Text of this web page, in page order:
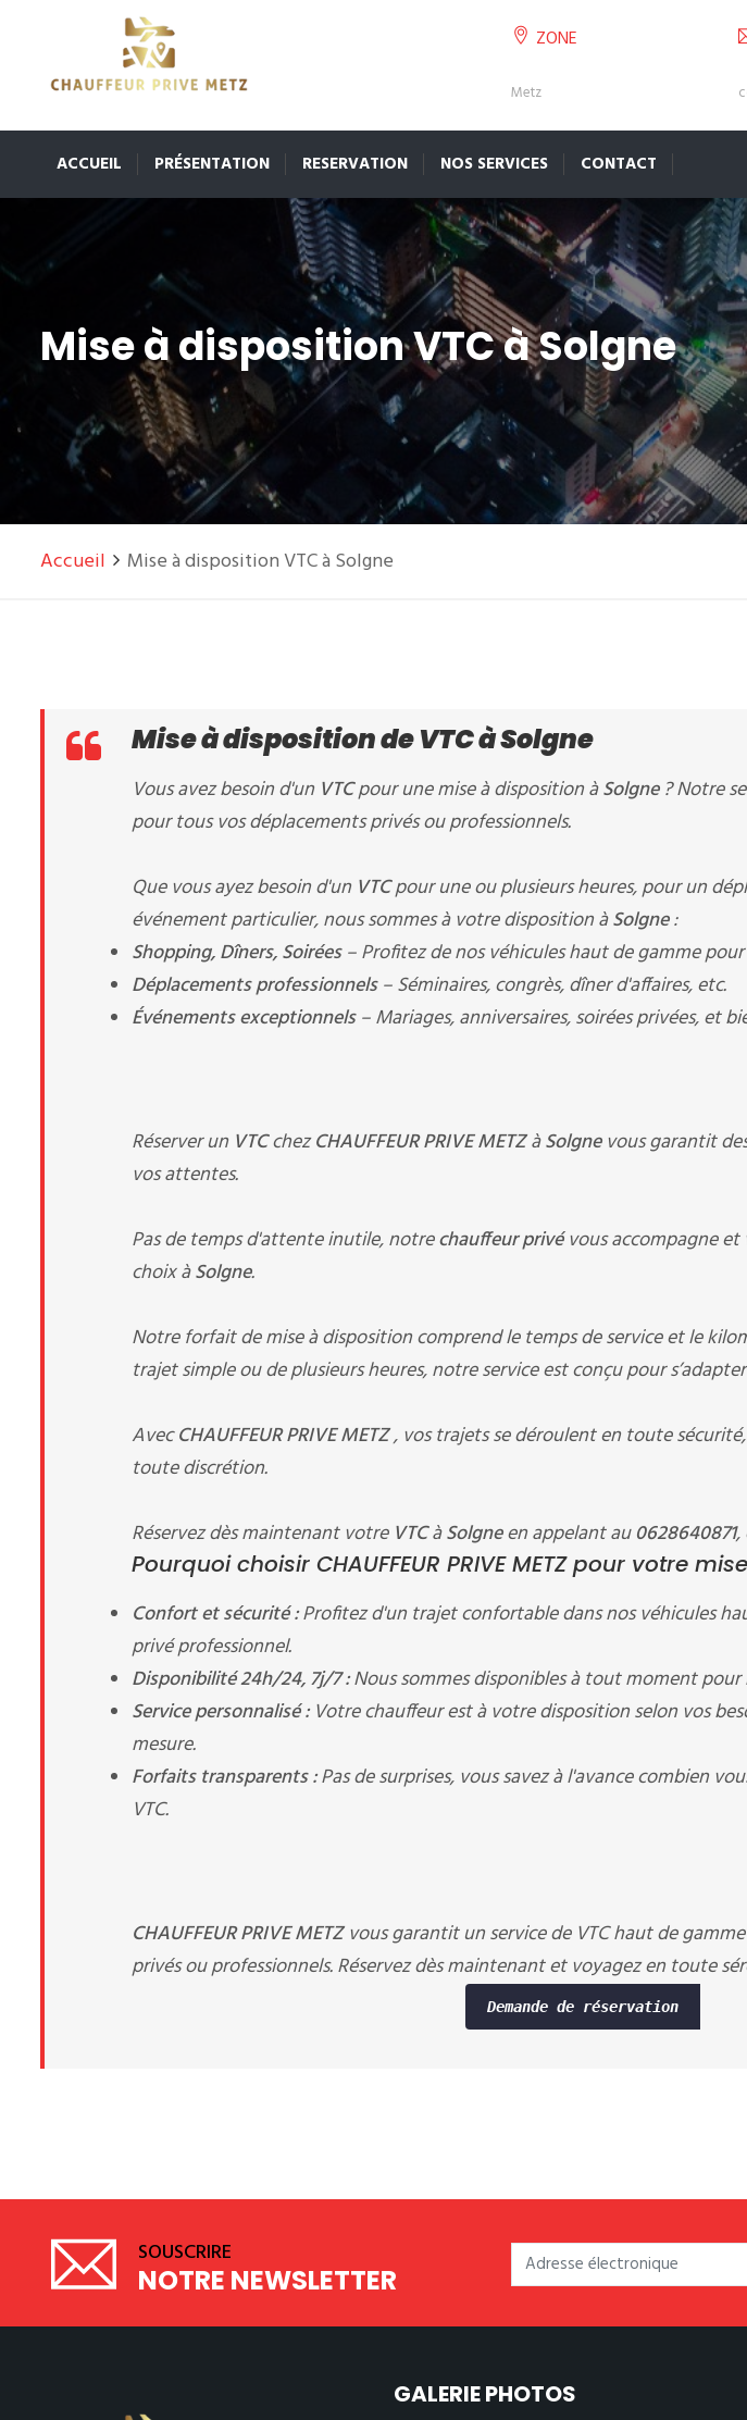
ZONE
Metz
ACCUEIL PRÉSENTATION RESERVATION NOS SERVICES CONTACT
Mise à disposition VTC à Solgne
Accueil Mise à disposition VTC à Solgne
Mise à disposition de VTC à Solgne
Vous avez besoin d'un VTCpour une mise à disposition àSolgne? Notre
pour tous vos déplacements privés ou professionnels.
Que vous ayez besoin d'un VTCpour une ou plusieurs heures, pour un
événement particulier, nous sommes à votre disposition àSolgne:
Shopping, Dîners, Soirées– Profitez de nos véhicules haut de gamme
Déplacements professionnels– Séminaires, congrès, dîner d'affaires, etc.
Événements exceptionnels– Mariages, anniversaires, soirées privées, et
Réserver un VTCchezCHAUFFEUR PRIVE METZàSolgnevous garantit
vos attentes.
Pas de temps d'attente inutile, notrechauffeur privévous accompagne
choix àSolgne.
Notre forfait de mise à disposition comprend le temps de service et le
trajet simple ou de plusieurs heures, notre service est conçu pour
AvecCHAUFFEUR PRIVE METZ, vos trajets se déroulent en toute
toute discrétion.
Réservez dès maintenant votre VTCàSolgneen appelant au0628640871,
Pourquoi choisir CHAUFFEUR PRIVE METZ pour votre
Confort et sécurité :Profitez d'un trajet confortable dans nos véhicules
privé professionnel.
Disponibilité 24h/24, 7j/7 :Nous sommes disponibles à tout moment pour
Service personnalisé :Votre chauffeur est à votre disposition selon vos
mesure.
Forfaits transparents :Pas de surprises, vous savez à l'avance combien
VTC.
CHAUFFEUR PRIVE METZvous garantit un service de VTC haut de
privés ou professionnels. Réservez dès maintenant et voyagez en toute
Demande de réservation
SOUSCRIRE
NOTRE NEWSLETTER
GALERIE PHOTOS